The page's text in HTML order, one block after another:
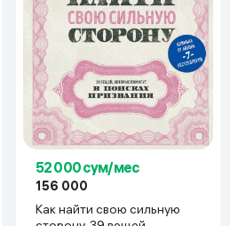
52 000 сум/мес
156 000
Как найти свою сильную